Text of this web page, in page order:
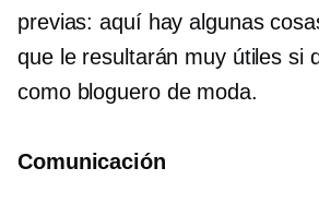
previas: aquí hay algunas
que le resultarán muy útiles si
como bloguero de moda.
Comunicación